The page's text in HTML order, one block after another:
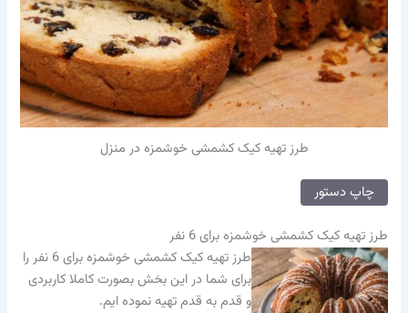
طرز تهیه کیک کشمشی خوشمزه در منزل
چاپ دستور
طرز تهیه کیک کشمشی خوشمزه برای 6 نفر
طرز تهیه کیک کشمشی خوشمزه برای 6 نفر را
برای شما در این بخش بصورت کاملا کاربردی
و قدم به قدم تهیه نموده ایم.